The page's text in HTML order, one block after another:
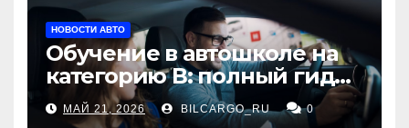
НОВОСТИ АВТО
Обучение в автошколе на
категорию В: полный гид
для будущих водителей
МАЙ 21, 2026 BILCARGO_RU 0